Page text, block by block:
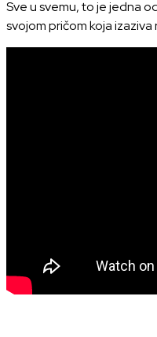
Sve u svemu, to je jedna
svojom pričom koja